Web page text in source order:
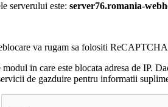
serverului este: server76.romania-
va rugam sa folositi
in care este blocata adresa de IP.
de gazduire pentru informatii